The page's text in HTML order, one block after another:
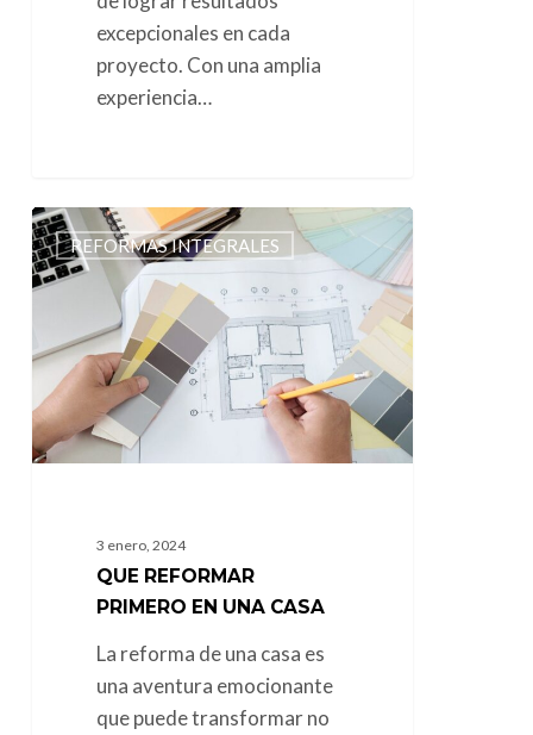
excepcionales en cada
proyecto. Con una amplia
experiencia…
Que
reformar
primero
una
casa
REFORMAS INTEGRALES
3 enero, 2024
QUE REFORMAR
PRIMERO EN UNA CASA
La reforma de una casa es
una aventura emocionante
que puede transformar no